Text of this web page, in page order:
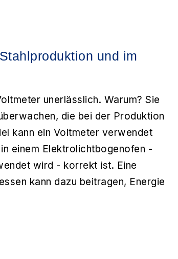
und im
unerlässlich. Warum? Sie
die bei der Produktion
kann ein Voltmeter verwendet
einem Elektrolichtbogenofen -
wird - korrekt ist. Eine
kann dazu beitragen, Energie